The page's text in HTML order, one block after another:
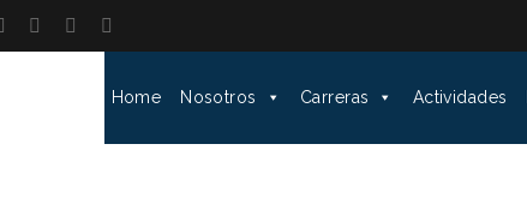
Home Nosotros Carreras Actividades